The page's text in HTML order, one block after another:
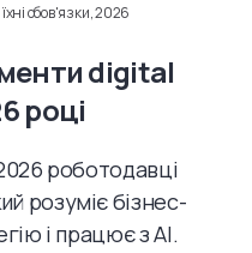
обов'язки, 2026
digital
році
роботодавці
розуміє бізнес-
і працює з AI.